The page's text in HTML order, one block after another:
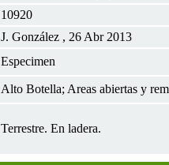
10920
J. González , 26 Abr 2013
Especimen
Alto Botella; Areas abiertas y
Terrestre. En ladera.